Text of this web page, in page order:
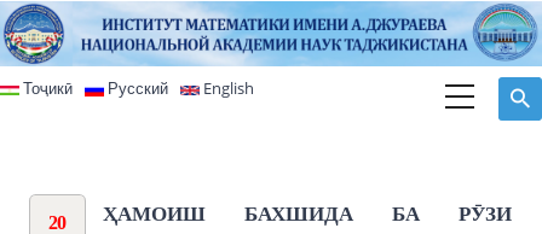
Skip to main content
Тоҷикӣ Русский English
20
ҲАМОИШ БАХШИДА БА РӮЗИ